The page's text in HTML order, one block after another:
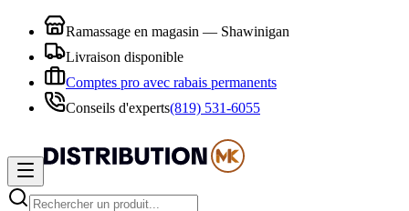
Ramassage en magasin — Shawinigan
Livraison disponible
Comptes pro avec rabais permanents
Conseils d'experts(819) 531-6055